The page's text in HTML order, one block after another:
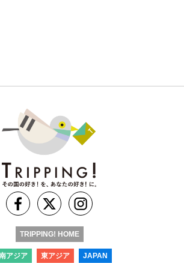
TRIPPING! HOME
アジア 東アジア JAPAN